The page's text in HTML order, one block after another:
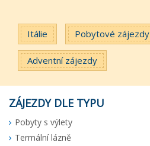
Itálie Pobytové zájezdy
Adventní zájezdy
ZÁJEZDY DLE TYPU
Pobyty s výlety
Termální lázně